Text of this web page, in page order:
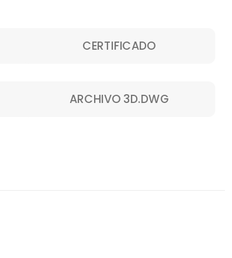
CERTIFICADO
ARCHIVO 3D.DWG